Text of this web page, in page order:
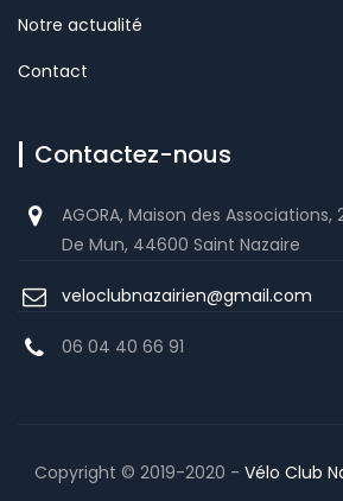
Notre actualité
Contact
Contactez-nous
AGORA, Maison des Associations,
De Mun, 44600 Saint Nazaire
veloclubnazairien@gmail.com
06 04 40 66 91
Copyright © 2019-2020 - Vélo Club